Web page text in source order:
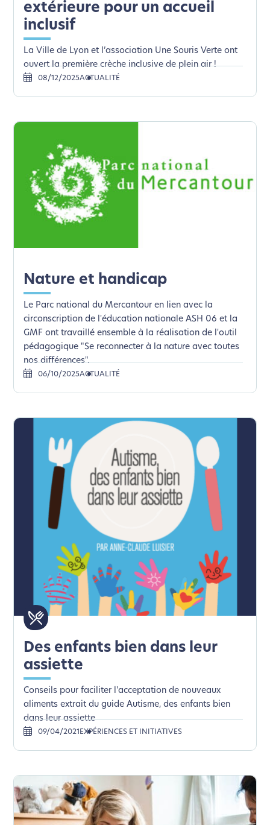
extérieure pour un accueil
inclusif
La Ville de Lyon et l’association Une Souris Verte ont
ouvert la première crèche inclusive de plein air !
08/12/2025ACTUALITÉ
Nature et handicap
Le Parc national du Mercantour en lien avec la
circonscription de l'éducation nationale ASH 06 et la
GMF ont travaillé ensemble à la réalisation de l'outil
pédagogique "Se reconnecter à la nature avec toutes
nos différences".
06/10/2025ACTUALITÉ
Des enfants bien dans leur
assiette
Conseils pour faciliter l'acceptation de nouveaux
aliments extrait du guide Autisme, des enfants bien
dans leur assiette
09/04/2021 EXPÉRIENCES ET INITIATIVES